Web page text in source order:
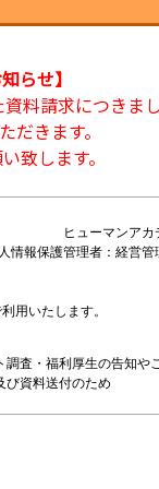
らせ】
料請求につきま
きます。
致します。